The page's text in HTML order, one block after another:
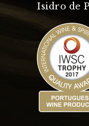
Isidro de